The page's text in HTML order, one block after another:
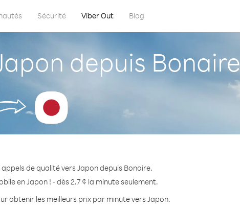
Sécurité Viber Out Blog
depuis Bonaire
de qualité vers Japon depuis Bonaire.
en Japon ! - dès 2.7 ¢ la minute seulement.
obtenir les meilleurs prix par minute vers Japon.